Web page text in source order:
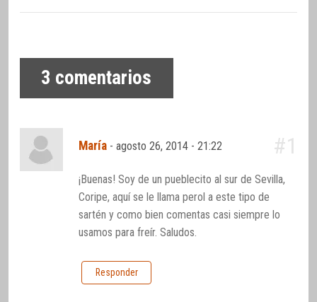
3 comentarios
María -agosto 26, 2014 - 21:22 #1
¡Buenas! Soy de un pueblecito al sur de Sevilla,
Coripe, aquí se le llama perol a este tipo de
sartén y como bien comentas casi siempre lo
usamos para freír. Saludos.
Responder